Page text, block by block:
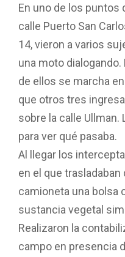
En uno de los puntos
calle Puerto San
14, vieron a varios
una moto
de ellos se marcha
que otros tres
sobre la calle
para ver qué pasaba.
Al llegar los
en el que
camioneta una bolsa
sustancia vegetal
Realizaron la
campo en presencia